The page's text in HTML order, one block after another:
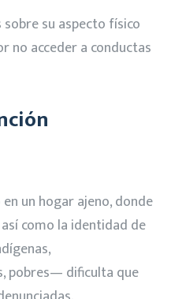
su aspecto físico
no acceder a conductas
un hogar ajeno, donde
como la identidad de
pobres— dificulta que